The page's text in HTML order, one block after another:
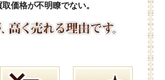
価格が不明瞭でない。